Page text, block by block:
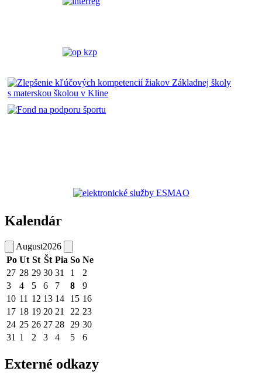
Kalendár
August2026
Po Ut St Št Pia So Ne
27 28 29 30 31 1
2
3
4 5 6 7 8
9
10 11 12 13 14 15 16
17 18 19 20 21 22 23
24 25 26 27 28 29 30
31 1 2 3 4 5 6
Externé odkazy